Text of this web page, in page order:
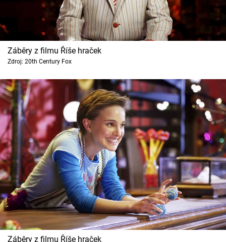
Záběry z filmu Říše hraček
Zdroj: 20th Century Fox
Záběry z filmu Říše hraček